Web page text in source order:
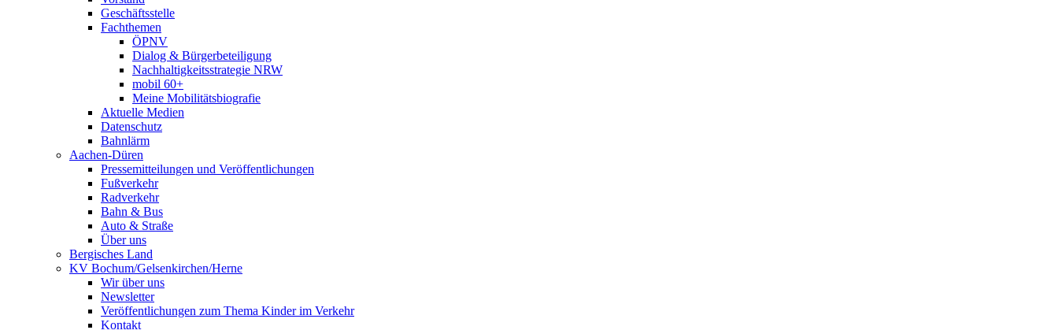
Geschäftsstelle
Fachthemen
ÖPNV
Dialog & Bürgerbeteiligung
Nachhaltigkeitsstrategie NRW
mobil 60+
Meine Mobilitätsbiografie
Aktuelle Medien
Datenschutz
Bahnlärm
Aachen-Düren
Pressemitteilungen und Veröffentlichungen
Fußverkehr
Radverkehr
Bahn & Bus
Auto & Straße
Über uns
Bergisches Land
KV Bochum/Gelsenkirchen/Herne
Wir über uns
Newsletter
Veröffentlichungen zum Thema Kinder im Verkehr
Kontakt